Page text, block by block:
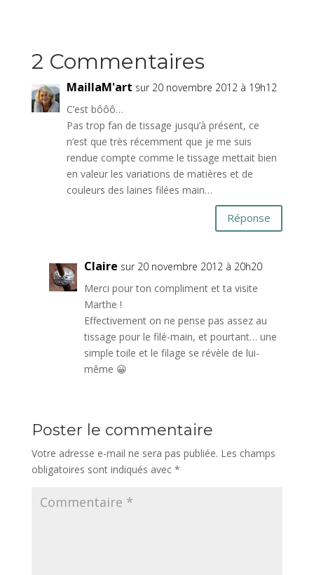
2 Commentaires
MaillaM'art sur 20 novembre 2012 à 19h12
C’est bôôô…
Pas trop fan de tissage jusqu’à présent, ce
n’est que très récemment que je me suis
rendue compte comme le tissage mettait bien
en valeur les variations de matières et de
couleurs des laines filées main…
Réponse
Claire sur 20 novembre 2012 à 20h20
Merci pour ton compliment et ta visite
Marthe !
Effectivement on ne pense pas assez au
tissage pour le filé-main, et pourtant… une
simple toile et le filage se révèle de lui-
même 😀
Poster le commentaire
Votre adresse e-mail ne sera pas publiée. Les champs
obligatoires sont indiqués avec *